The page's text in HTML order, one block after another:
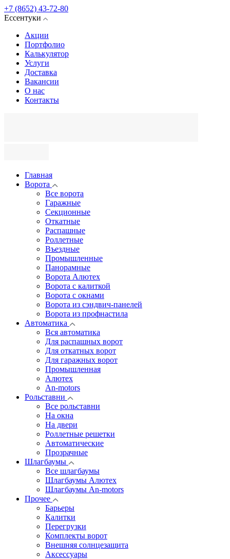
+7 (8652) 43-72-80
Ессентуки
Акции
Портфолио
Калькулятор
Услуги
Доставка
Вакансии
О нас
Контакты
Главная
Ворота
Все ворота
Гаражные
Секционные
Откатные
Распашные
Роллетные
Въездные
Промышленные
Панорамные
Ворота Алютех
Ворота с калиткой
Ворота c окнами
Ворота из сэндвич-панелей
Ворота из профнастила
Автоматика
Вся автоматика
Для распашных ворот
Для откатных ворот
Для гаражных ворот
Промышленная
Алютех
An-motors
Рольставни
Все рольставни
На окна
На двери
Роллетные решетки
Автоматические
Прозрачные
Шлагбаумы
Все шлагбаумы
Шлагбаумы Алютех
Шлагбаумы An-motors
Прочее
Барьеры
Калитки
Перегрузки
Комплекты ворот
Внешняя солнцезащита
Аксессуары